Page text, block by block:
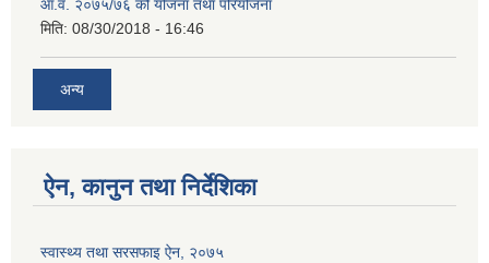
आ.व. २०७५/७६ को योजना तथा परियोजना
मिति: 08/30/2018 - 16:46
अन्य
ऐन, कानुन तथा निर्देशिका
स्वास्थ्य तथा सरसफाइ ऐन, २०७५